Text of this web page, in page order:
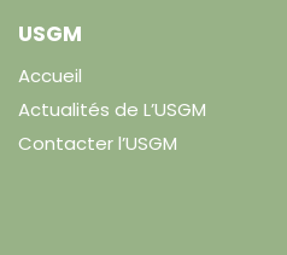
USGM
Accueil
Actualités de L’USGM
Contacter l’USGM